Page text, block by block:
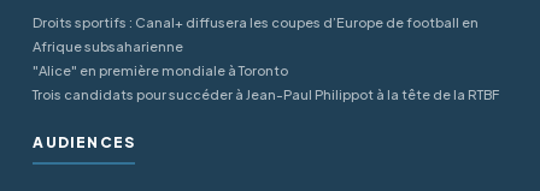
Droits sportifs : Canal+ diffusera les coupes d’Europe de football en
Afrique subsaharienne
"Alice" en première mondiale à Toronto
Trois candidats pour succéder à Jean-Paul Philippot à la tête de la RTBF
AUDIENCES